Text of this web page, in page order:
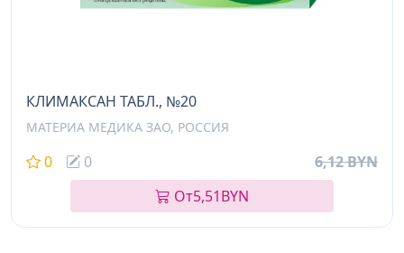
КЛИМАКСАН ТАБЛ., №20
МАТЕРИА МЕДИКА ЗАО, РОССИЯ
0 0
6,12 BYN
От5,51BYN